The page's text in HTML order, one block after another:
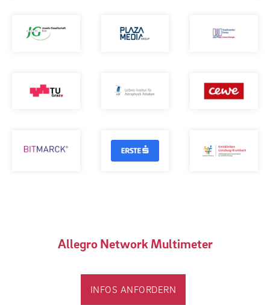
Allegro Network Multimeter
INFOS ANFORDERN